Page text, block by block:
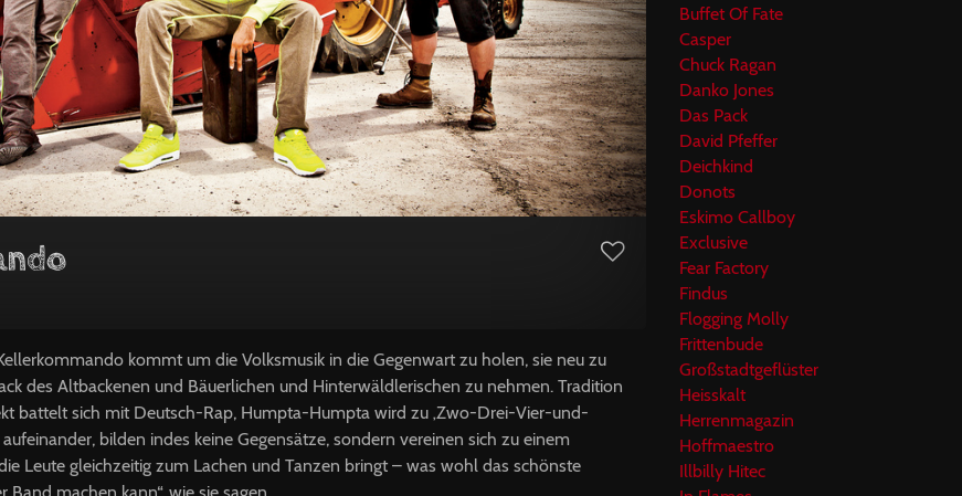
kommt um die Volksmusik in die Gegenwart zu holen, sie neu zu
des Altbackenen und Bäuerlichen und Hinterwäldlerischen zu nehmen. Tradition
battelt sich mit Deutsch-Rap, Humpta-Humpta wird zu ‚Zwo-Drei-Vier-und-
bilden indes keine Gegensätze, sondern vereinen sich zu einem
Leute gleichzeitig zum Lachen und Tanzen bringt – was wohl das schönste
Buffet Of Fate
Casper
Chuck Ragan
Danko Jones
Das Pack
David Pfeffer
Deichkind
Donots
Eskimo Callboy
Exclusive
Fear Factory
Findus
Flogging Molly
Frittenbude
Großstadtgeflüster
Heisskalt
Herrenmagazin
Hoffmaestro
Illbilly Hitec